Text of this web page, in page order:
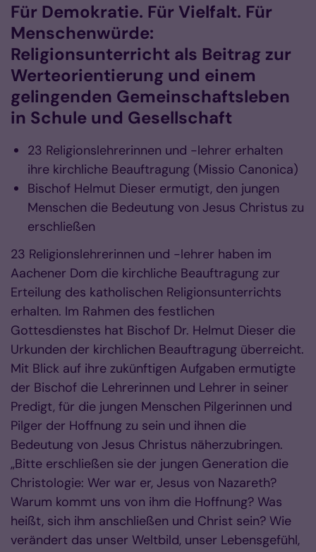
Für Demokratie. Für Vielfalt. Für
Menschenwürde:
Religionsunterricht als Beitrag zur
Werteorientierung und einem
gelingenden Gemeinschaftsleben
in Schule und Gesellschaft
23 Religionslehrerinnen und -lehrer erhalten
ihre kirchliche Beauftragung (Missio Canonica)
Bischof Helmut Dieser ermutigt, den jungen
Menschen die Bedeutung von Jesus Christus zu
erschließen
23 Religionslehrerinnen und -lehrer haben im
Aachener Dom die kirchliche Beauftragung zur
Erteilung des katholischen Religionsunterrichts
erhalten. Im Rahmen des festlichen
Gottesdienstes hat Bischof Dr. Helmut Dieser die
Urkunden der kirchlichen Beauftragung überreicht.
Mit Blick auf ihre zukünftigen Aufgaben ermutigte
der Bischof die Lehrerinnen und Lehrer in seiner
Predigt, für die jungen Menschen Pilgerinnen und
Pilger der Hoffnung zu sein und ihnen die
Bedeutung von Jesus Christus näherzubringen.
„Bitte erschließen sie der jungen Generation die
Christologie: Wer war er, Jesus von Nazareth?
Warum kommt uns von ihm die Hoffnung? Was
heißt, sich ihm anschließen und Christ sein? Wie
verändert das unser Weltbild, unser Lebens­ge­fühl,